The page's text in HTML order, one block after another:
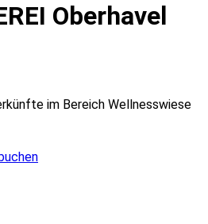
Oberhavel
im Bereich Wellnesswiese